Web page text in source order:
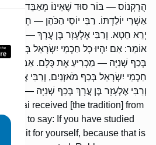
הֻרְקְנוֹס — בּוֹר סוּד שֶׁאֵינוֹ מְאַבֵּד טִפָּה.
אַשְׁרֵי יוֹלַדְתּוֹ. רַבִּי יוֹסֵי הַכֹּהֵן — חָסִיד.
יְרֵא חֵטְא. וְרַבִּי אֶלְעָזָר בֶּן עֲרָךְ —
אוֹמֵר: אִם יִהְיוּ כָל חַכְמֵי יִשְׂרָאֵל בְּכַף
בְּכַף שְׁנִיָּה — מַכְרִיעַ אֶת כֻּלָּם. אַבָּא
חַכְמֵי יִשְׂרָאֵל בְּכַף מֹאזְנַיִם, וְרַבִּי
וְרַבִּי אֶלְעָזָר בֶּן עֲרָךְ בְּכַף שְׁנִיָּה —
Zakkai received [the tradition] from
used to say: If you have studied
credit for yourself, because that is